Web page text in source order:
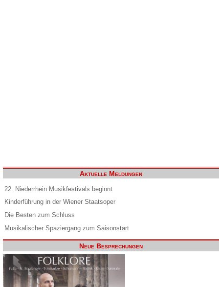
Aktuelle Meldungen
22. Niederrhein Musikfestivals beginnt
Kinderführung in der Wiener Staatsoper
Die Besten zum Schluss
Musikalischer Spaziergang zum Saisonstart
Neue Besprechungen